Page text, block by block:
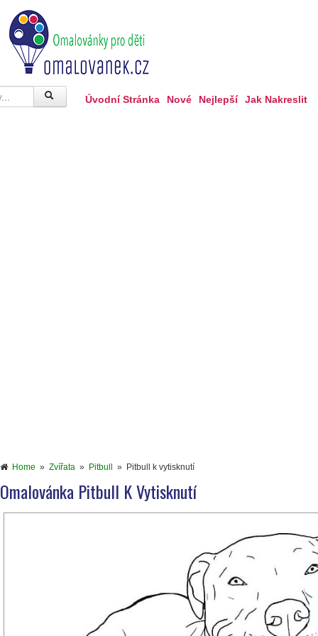
Úvodní Stránka Nové Nejlepší Jak Nakreslit
Home » Zvířata » Pitbull » Pitbull k vytisknutí
Omalovánka Pitbull K Vytisknutí